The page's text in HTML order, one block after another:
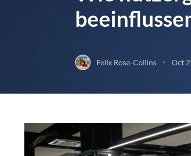
Felix Rose-Collins • Oct